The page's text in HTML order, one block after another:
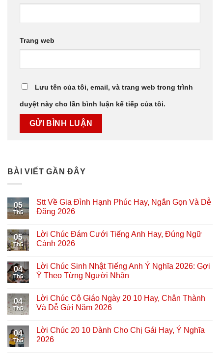
Trang web
Lưu tên của tôi, email, và trang web trong trình
duyệt này cho lần bình luận kế tiếp của tôi.
BÀI VIẾT GẦN ĐÂY
05
Th5
Stt Về Gia Đình Hạnh Phúc Hay, Ngắn Gọn Và Dễ
Đăng 2026
05
Th5
Lời Chúc Đám Cưới Tiếng Anh Hay, Đúng Ngữ
Cảnh 2026
04
Th5
Lời Chúc Sinh Nhật Tiếng Anh Ý Nghĩa 2026: Gợi
Ý Theo Từng Người Nhận
04
Th5
Lời Chúc Cô Giáo Ngày 20 10 Hay, Chân Thành
Và Dễ Gửi Năm 2026
04
Th5
Lời Chúc 20 10 Dành Cho Chị Gái Hay, Ý Nghĩa
2026